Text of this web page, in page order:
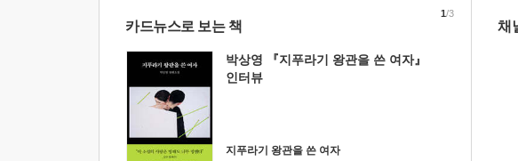
카드뉴스로 보는 책
박상영 『지푸라기 왕관을 쓴 여자』
인터뷰
지푸라기 왕관을 쓴 여자
1/3
채